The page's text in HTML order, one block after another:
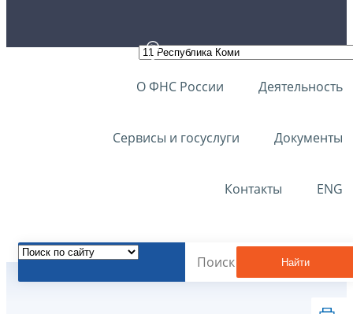
О ФНС России Деятельность
Сервисы и госуслуги Документы
Контакты ENG
Найти